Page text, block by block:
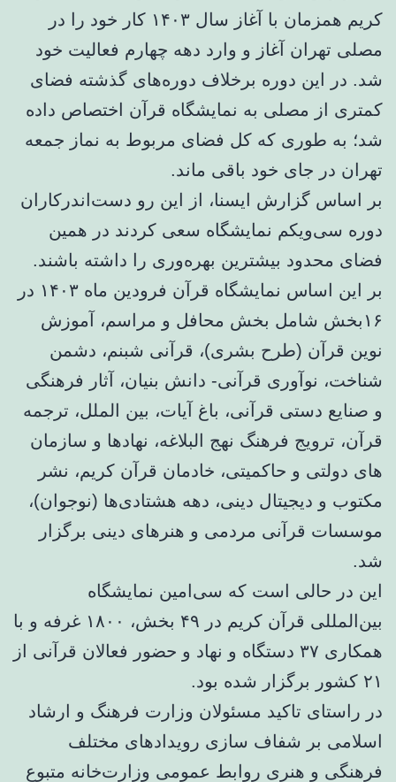
کریم همزمان با آغاز سال ۱۴۰۳ کار خود را در
مصلی تهران آغاز و وارد دهه چهارم فعالیت خود
شد. در این دوره برخلاف دوره‌های گذشته فضای
کمتری از مصلی به نمایشگاه قرآن اختصاص داده
شد؛ به طوری که کل فضای مربوط به نماز جمعه
تهران در جای خود باقی ماند.
بر اساس گزارش ایسنا، از این رو دست‌اندرکاران
دوره سی‌ویکم نمایشگاه سعی کردند در همین
فضای محدود بیشترین بهره‌وری را داشته باشند.
بر این اساس نمایشگاه قرآن فرودین ماه ۱۴۰۳ در
۱۶بخش شامل بخش محافل و مراسم، آموزش
نوین قرآن (طرح بشری)، قرآنی شبنم، دشمن
شناخت، نوآوری قرآنی- دانش بنیان، آثار فرهنگی
و صنایع دستی قرآنی، باغ آیات، بین الملل، ترجمه
قرآن، ترویج فرهنگ نهج البلاغه، نهادها و سازمان
های دولتی و حاکمیتی، خادمان قرآن کریم، نشر
مکتوب و دیجیتال دینی، دهه هشتادی‌ها (نوجوان)،
موسسات قرآنی مردمی و هنرهای دینی برگزار
شد.
این در حالی است که سی‌امین نمایشگاه
بین‌المللی قرآن کریم در ۴۹ بخش، ۱۸۰۰ غرفه و با
همکاری ۳۷ دستگاه و نهاد و حضور فعالان قرآنی از
۲۱ کشور برگزار شده بود.
در راستای تاکید مسئولان وزارت فرهنگ و ارشاد
اسلامی بر شفاف سازی رویدادهای مختلف
فرهنگی و هنری روابط عمومی وزارت‌خانه متبوع